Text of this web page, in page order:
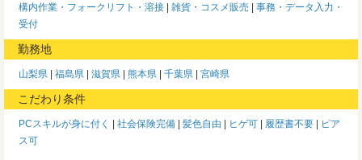
構内作業・フォークリフト・溶接
雑貨・コスメ販売
事務・データ入力・
受付
勤務地
山梨県 福島県 滋賀県 熊本県 千葉県 宮崎県
こだわり条件
PCスキルが身に付く 社会保険完備 髪色自由 ヒゲ可 履歴書不要
ピア
ス可